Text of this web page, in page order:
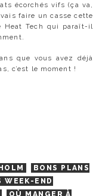
écorchés vifs (ça va,
faire un casse cette
Heat Tech qui paraît-il
que vous avez déjà
c’est le moment !
BONS PLANS
WEEK-END
OÙ MANGER À